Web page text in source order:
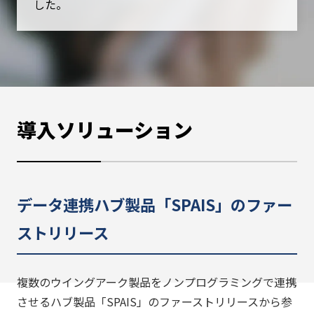
した。
導入ソリューション
データ連携ハブ製品「SPAIS」のファー
ストリリース
複数のウイングアーク製品をノンプログラミングで連携
させるハブ製品「SPAIS」のファーストリリースから参